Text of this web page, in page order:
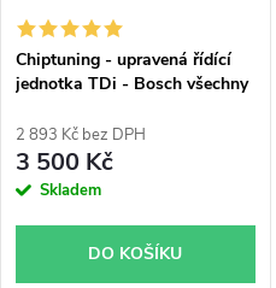
í
p
r
o
s
p
r
o
Chiptuning - upravená řídící
jednotka TDi - Bosch všechny
2 893 Kč bez DPH
3 500 Kč
Skladem
DO KOŠÍKU